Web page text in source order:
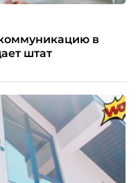
в
штат